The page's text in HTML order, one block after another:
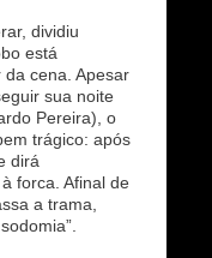
dividiu
está
cena. Apesar
sua noite
Pereira), o
trágico: após
dirá
forca. Afinal de
a trama,